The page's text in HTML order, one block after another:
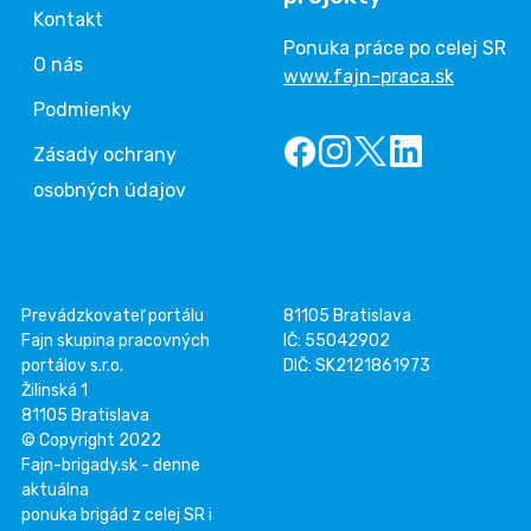
Kontakt
O nás
Podmienky
Zásady ochrany
osobných údajov
Ponuka práce po celej SR
www.fajn-praca.sk
Prevádzkovateľ portálu
Fajn skupina pracovných
portálov s.r.o.
Žilinská 1
81105 Bratislava
81105 Bratislava
IČ: 55042902
DIČ: SK2121861973
© Copyright 2022
Fajn-brigady.sk - denne
aktuálna
ponuka brigád z celej SR i